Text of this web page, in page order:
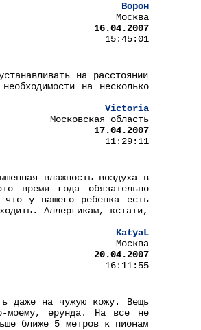
Ворон
Москва
16.04.2007
15:45:01
на расстоянии
на несколько
Victoria
Московская область
17.04.2007
11:29:11
влажность воздуха в
время года обязательно
что у вашего ребенка есть
Аллергикам, кстати,
KatyaL
Москва
20.04.2007
16:11:55
даже на чужую кожу. Вещь
моему, ерунда. На все не
ближе 5 метров к пионам